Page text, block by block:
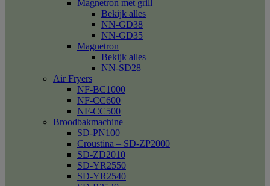
Magnetron met grill
Bekijk alles
NN-GD38
NN-GD35
Magnetron
Bekijk alles
NN-SD28
Air Fryers
NF-BC1000
NF-CC600
NF-CC500
Broodbakmachine
SD-PN100
Croustina – SD-ZP2000
SD-ZD2010
SD-YR2550
SD-YR2540